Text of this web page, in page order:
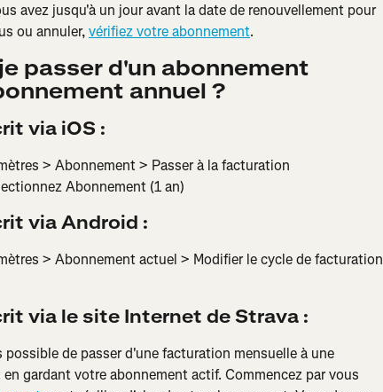
avez jusqu'à un jour avant la date de renouvellement pour
ou annuler, vérifiez votre abonnement.
passer d'un abonnement
annuel ?
via iOS :
> Abonnement > Passer à la facturation
Abonnement (1 an)
via Android :
> Abonnement actuel > Modifier le cycle de facturation
via le site Internet de Strava :
de passer d'une facturation mensuelle à une
gardant votre abonnement actif. Commencez par vous